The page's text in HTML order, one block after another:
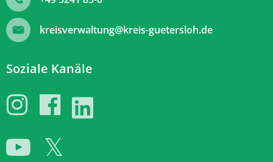
kreisverwaltung@kreis-guetersloh.de
Soziale Kanäle